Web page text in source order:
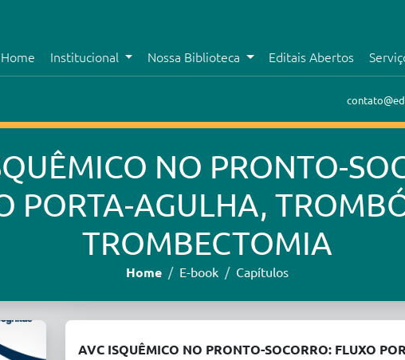
Home Institucional Nossa Biblioteca Editais Abertos
NO PRONTO-
PORTA-AGULHA,
TROMBECTOMIA
Home E-book Capítulos
AVC ISQUÊMICO NO PRONTO-SOCORRO: FLUXO